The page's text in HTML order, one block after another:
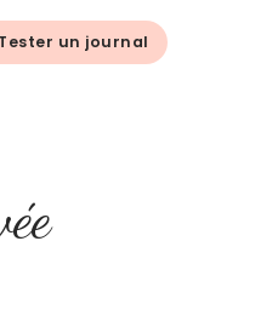
Tester un journal